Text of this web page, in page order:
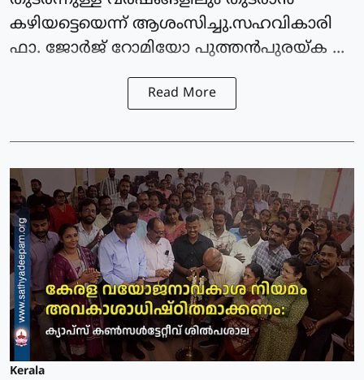
കഴിയട്ടെയെന്ന് ആശംസിച്ചു.സഹവികാരി
ഫാ. ജോർജ് റോമിയോ പുത്തൻപുരയ്ക ...
Read More
Kerala